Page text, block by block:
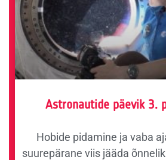
Astronautide päevik 3.
Hobide pidamine ja vaba
suurepärane viis jääda